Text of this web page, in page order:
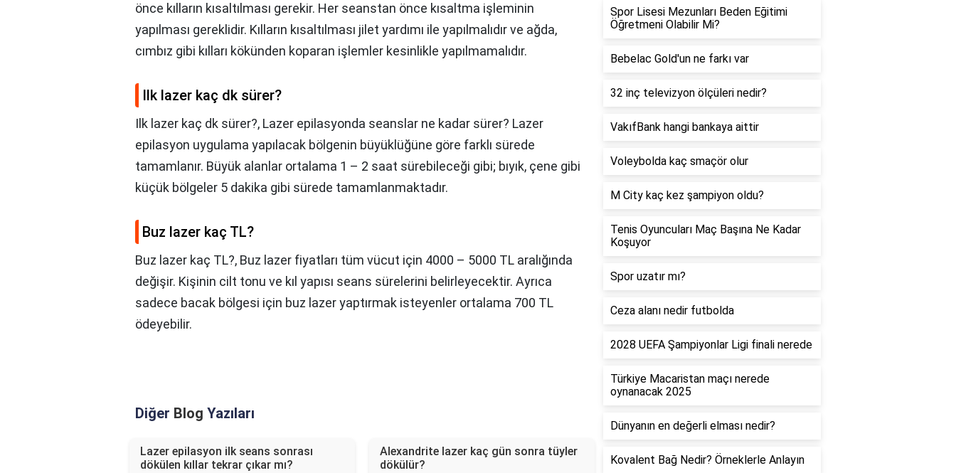
önce kılların kısaltılması gerekir. Her seanstan önce kısaltma işleminin
yapılması gereklidir. Kılların kısaltılması jilet yardımı ile yapılmalıdır ve ağda,
cımbız gibi kılları kökünden koparan işlemler kesinlikle yapılmamalıdır.
Ilk lazer kaç dk sürer?
Ilk lazer kaç dk sürer?, Lazer epilasyonda seanslar ne kadar sürer? Lazer
epilasyon uygulama yapılacak bölgenin büyüklüğüne göre farklı sürede
tamamlanır. Büyük alanlar ortalama 1 – 2 saat sürebileceği gibi; bıyık, çene gibi
küçük bölgeler 5 dakika gibi sürede tamamlanmaktadır.
Buz lazer kaç TL?
Buz lazer kaç TL?, Buz lazer fiyatları tüm vücut için 4000 – 5000 TL aralığında
değişir. Kişinin cilt tonu ve kıl yapısı seans sürelerini belirleyecektir. Ayrıca
sadece bacak bölgesi için buz lazer yaptırmak isteyenler ortalama 700 TL
ödeyebilir.
Diğer Blog Yazıları
Lazer epilasyon ilk seans sonrası
dökülen kıllar tekrar çıkar mı?
Alexandrite lazer kaç gün sonra tüyler
dökülür?
Spor Lisesi Mezunları Beden Eğitimi
Öğretmeni Olabilir Mi?
Bebelac Gold'un ne farkı var
32 inç televizyon ölçüleri nedir?
VakıfBank hangi bankaya aittir
Voleybolda kaç smaçör olur
M City kaç kez şampiyon oldu?
Tenis Oyuncuları Maç Başına Ne Kadar
Koşuyor
Spor uzatır mı?
Ceza alanı nedir futbolda
2028 UEFA Şampiyonlar Ligi finali nerede
Türkiye Macaristan maçı nerede
oynanacak 2025
Dünyanın en değerli elması nedir?
Kovalent Bağ Nedir? Örneklerle Anlayın